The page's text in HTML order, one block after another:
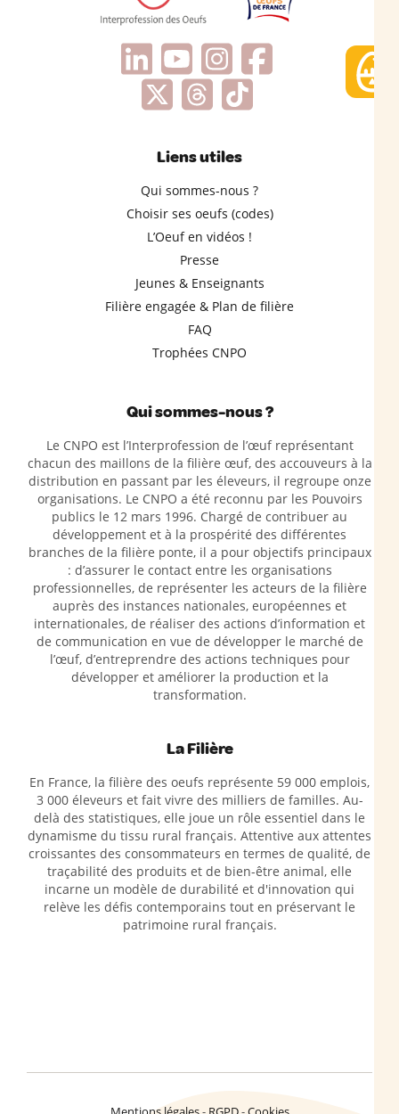
Liens utiles
Qui sommes-nous ?
Choisir ses oeufs (codes)
L’Oeuf en vidéos !
Presse
Jeunes & Enseignants
Filière engagée & Plan de filière
FAQ
Trophées CNPO
Qui sommes-nous ?
Le CNPO est l’Interprofession de l’œuf représentant
chacun des maillons de la filière œuf, des accouveurs à la
distribution en passant par les éleveurs, il regroupe onze
organisations. Le CNPO a été reconnu par les Pouvoirs
publics le 12 mars 1996. Chargé de contribuer au
développement et à la prospérité des différentes
branches de la filière ponte, il a pour objectifs principaux
: d’assurer le contact entre les organisations
professionnelles, de représenter les acteurs de la filière
auprès des instances nationales, européennes et
internationales, de réaliser des actions d’information et
de communication en vue de développer le marché de
l’œuf, d’entreprendre des actions techniques pour
développer et améliorer la production et la
transformation.
La Filière
En France, la filière des oeufs représente 59 000 emplois,
3 000 éleveurs et fait vivre des milliers de familles. Au-
delà des statistiques, elle joue un rôle essentiel dans le
dynamisme du tissu rural français. Attentive aux attentes
croissantes des consommateurs en termes de qualité, de
traçabilité des produits et de bien-être animal, elle
incarne un modèle de durabilité et d'innovation qui
relève les défis contemporains tout en préservant le
patrimoine rural français.